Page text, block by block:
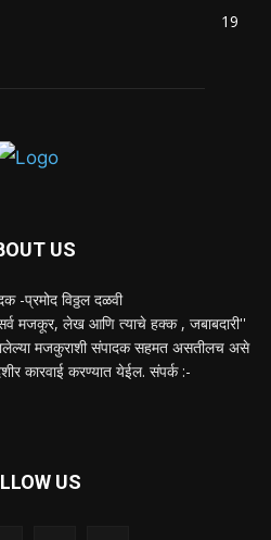
19
US
-प्रमोद विठ्ठल दळवी
मजकूर, लेख आणि त्याचे हक्क , जबाबदारी''
मजकुराशी संपादक सहमत असतीलच असे
कारवाई करण्यात येईल. संपर्क :-
US